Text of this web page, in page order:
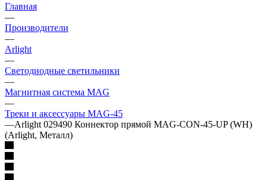
Главная
—
Производители
—
Arlight
—
Светодиодные светильники
—
Магнитная система MAG
—
Треки и аксессуары MAG-45
—Arlight 029490 Коннектор прямой MAG-CON-45-UP (WH)
(Arlight, Металл)